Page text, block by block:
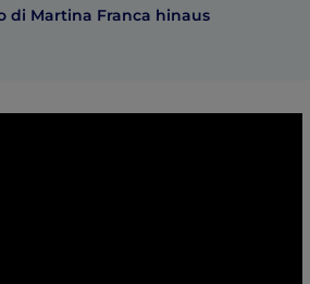
di Martina Franca hinaus